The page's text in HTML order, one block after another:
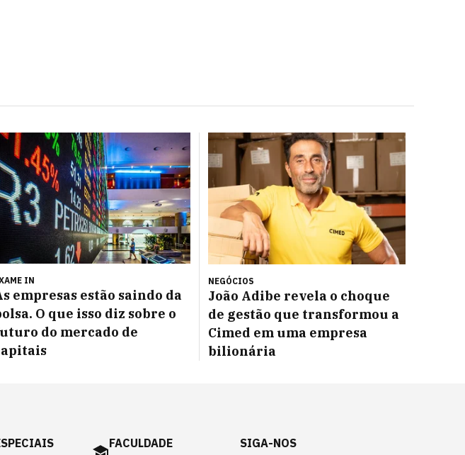
IN
empresas estão saindo da
O que isso diz sobre o
do mercado de
NEGÓCIOS
João Adibe revela o choque
de gestão que transformou a
Cimed em uma empresa
bilionária
FACULDADE
SIGA-NOS